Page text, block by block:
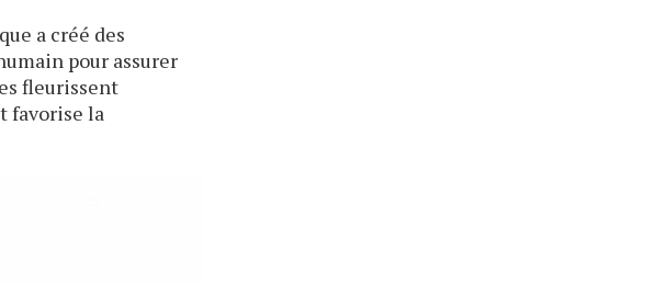
a créé des
pour assurer
fleurissent
favorise la